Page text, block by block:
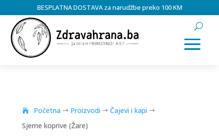
BESPLATNA DOSTAVA za narudžbe preko 100 KM
Početna $ Proizvodi $ Čajevi i kapi $
Sjeme koprive (Žare)